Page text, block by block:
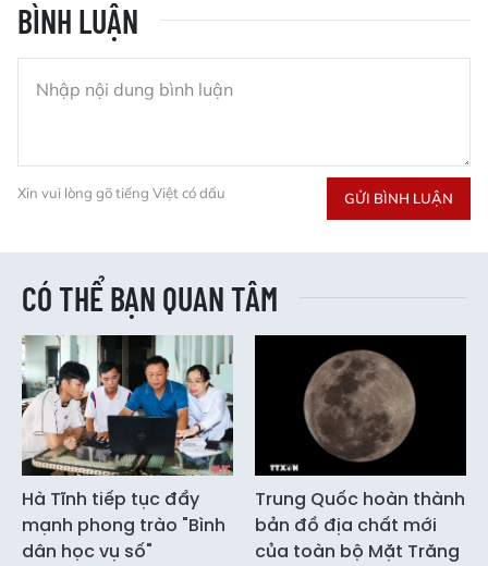
BÌNH LUẬN
Xin vui lòng gõ tiếng Việt có dấu GỬI BÌNH LUẬN
CÓ THỂ BẠN QUAN TÂM
Hà Tĩnh tiếp tục đẩy
mạnh phong trào "Bình
dân học vụ số"
Trung Quốc hoàn thành
bản đồ địa chất mới
của toàn bộ Mặt Trăng